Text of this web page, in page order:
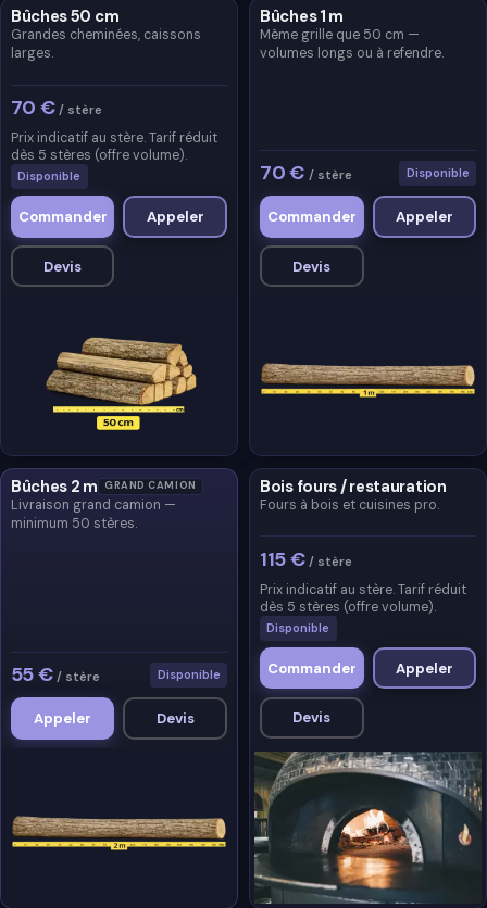
Bûches 50 cm
Grandes cheminées, caissons
larges.
70 € / stère
Prix indicatif au stère. Tarif réduit
dès 5 stères (offre volume).
Disponible
Commander Appeler
Devis
Bûches 1 m
Même grille que 50 cm —
volumes longs ou à refendre.
70 € / stère Disponible
Commander Appeler
Devis
Bûches 2 m GRAND CAMION
Livraison grand camion —
minimum 50 stères.
55 € / stère Disponible
Appeler Devis
Bois fours / restauration
Fours à bois et cuisines pro.
115 € / stère
Prix indicatif au stère. Tarif réduit
dès 5 stères (offre volume).
Disponible
Commander Appeler
Devis